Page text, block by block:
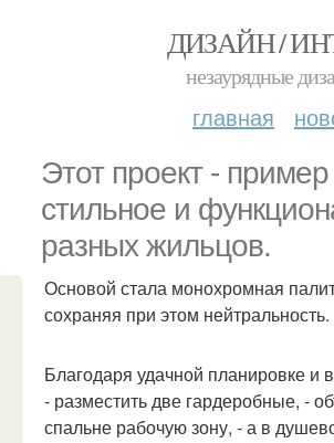
ДИЗАЙН /
незаурядные
главная
Этот проект -
стильное и
разных жильцов.
Основой стала монохромная
сохраняя при этом нейтральность.
Благодаря удачной планировке и
- разместить две гардеробные, -
спальне рабочую зону, - а в